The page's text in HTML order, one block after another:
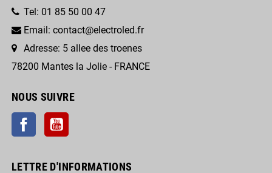
Tel: 01 85 50 00 47
Email: contact@electroled.fr
Adresse: 5 allee des troenes
78200 Mantes la Jolie - FRANCE
NOUS SUIVRE
FacebookYouTube
LETTRE D'INFORMATIONS